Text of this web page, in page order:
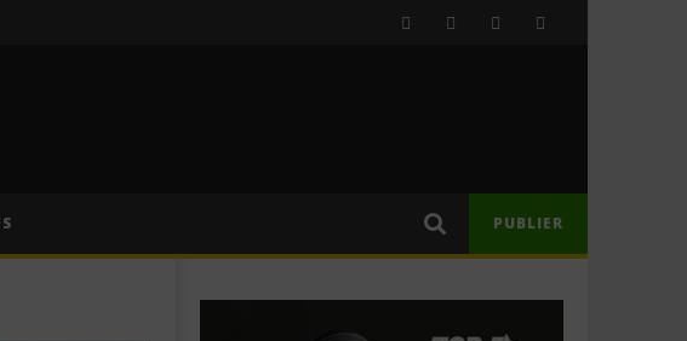
PUBLIER